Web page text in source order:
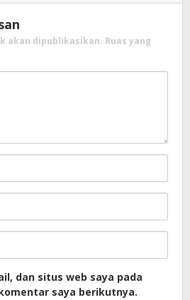
akan dipublikasikan. Ruas yang
dan situs web saya pada
saya berikutnya.